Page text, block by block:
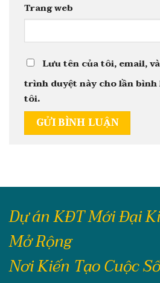
Trang web
Lưu tên của tôi, email,
trình duyệt này cho lần bình
tôi.
Dự án KĐT Mới Đại
Mở Rộng
Nơi Kiến Tạo Cuộc